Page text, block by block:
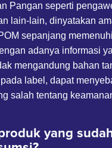
Pangan seperti
lain-lain, dinyatakan
sepanjang
adanya informasi
mengandung bahan
label, dapat
salah tentang
yang